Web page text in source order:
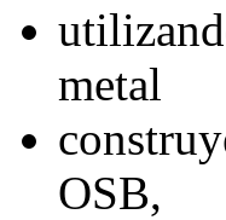
metal
OSB,